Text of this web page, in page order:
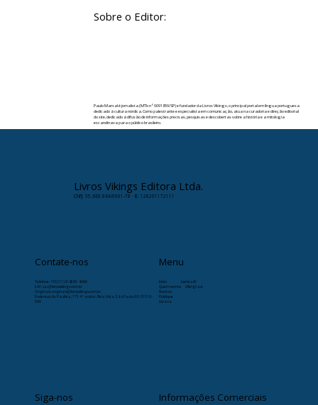
Sobre o Editor:
Paulo Marsal é jornalista (MTb nº 0091859/SP) e fundador da Livros Vikings, o principal portal em língua portuguesa
dedicado à cultura nórdica. Como palestrante e especialista em comunicação, atua na curadoria e direção editorial
do site, dedicado à difusão de informações precisas, pesquisas e descobertas sobre a história e a mitologia
escandinava para o público brasileiro.
Livros Vikings Editora Ltda.
CNPJ: 35.663.864/0001-78 · IE: 128201172111
Contate-nos
Telefone:+55 (11) 9-8263-4066
SAC: sac@livrosvikings.com.br
Originais: originais@livrosvikings.com.br
Endereço: Av. Paulista, 171 4º andar, Bela Vista, São Paulo-SP, 01310-
000
Menu
Início
Læristaðr
Quem somos
VikingCast
Notícias
Publique
Livraria
Siga-nos Informações Comerciais